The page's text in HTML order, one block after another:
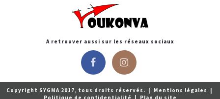
A retrouver aussi sur les réseaux sociaux
Copyright SYGMA 2017, tous droits réservés. Mentions légales
Politique de confidentialité
Plan du site